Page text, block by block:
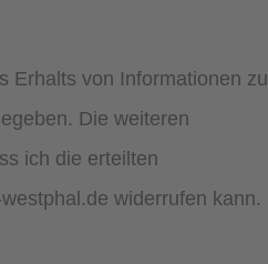
Erhalts von Informationen zu
Die weiteren
ich die erteilten
widerrufen kann.